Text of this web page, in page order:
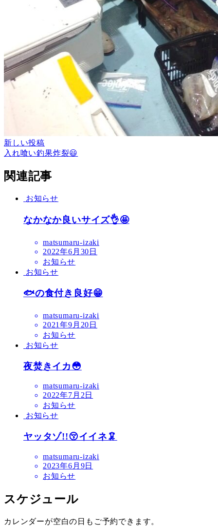
新しい投稿
入れ喰い釣果炸裂😃
関連記事
お知らせ
なかなか良いサイズ👌🤩
matsumaru-izaki
2022年6月30日
お知らせ
お知らせ
🐟の食付き良好😁
matsumaru-izaki
2021年9月20日
お知らせ
お知らせ
夜焚きイカ😳
matsumaru-izaki
2022年7月2日
お知らせ
お知らせ
ヤッタゾ!!😚イイネ🦑
matsumaru-izaki
2023年6月9日
お知らせ
スケジュール
カレンダーが空白の日もご予約できます。